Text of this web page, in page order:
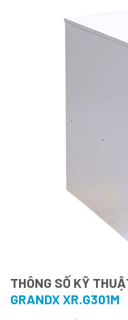
THÔNG SỐ KỸ
GRANDX XR.G301M